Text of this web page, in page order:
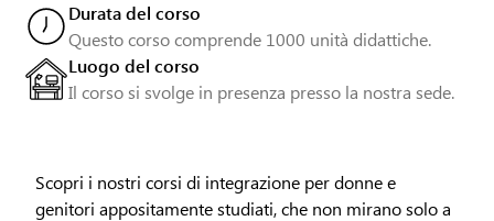
Durata del corso
Questo corso comprende 1000 unità didattiche.
Luogo del corso
Il corso si svolge in presenza presso la nostra sede.
Scopri i nostri corsi di integrazione per donne e
genitori appositamente studiati, che non mirano solo a